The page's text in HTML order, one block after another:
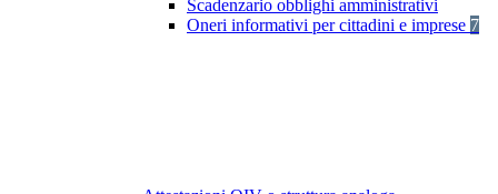
Scadenzario obblighi amministrativi
Oneri informativi per cittadini e imprese 7